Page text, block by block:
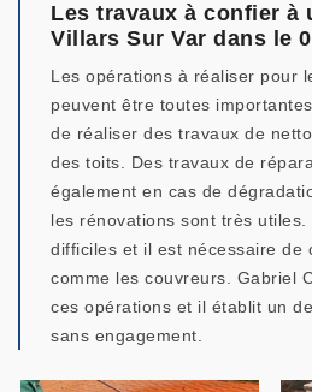
Les travaux à confier à
Villars Sur Var dans le
Les opérations à réaliser pour
peuvent être toutes
de réaliser des travaux de
des toits. Des travaux de
également en cas de
les rénovations sont très
difficiles et il est nécessaire de
comme les couvreurs. Gabriel
ces opérations et il établit un
sans engagement.